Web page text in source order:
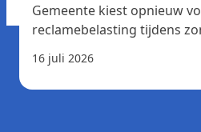
Gemeente kiest opnieuw
reclamebelasting tijdens
16 juli 2026